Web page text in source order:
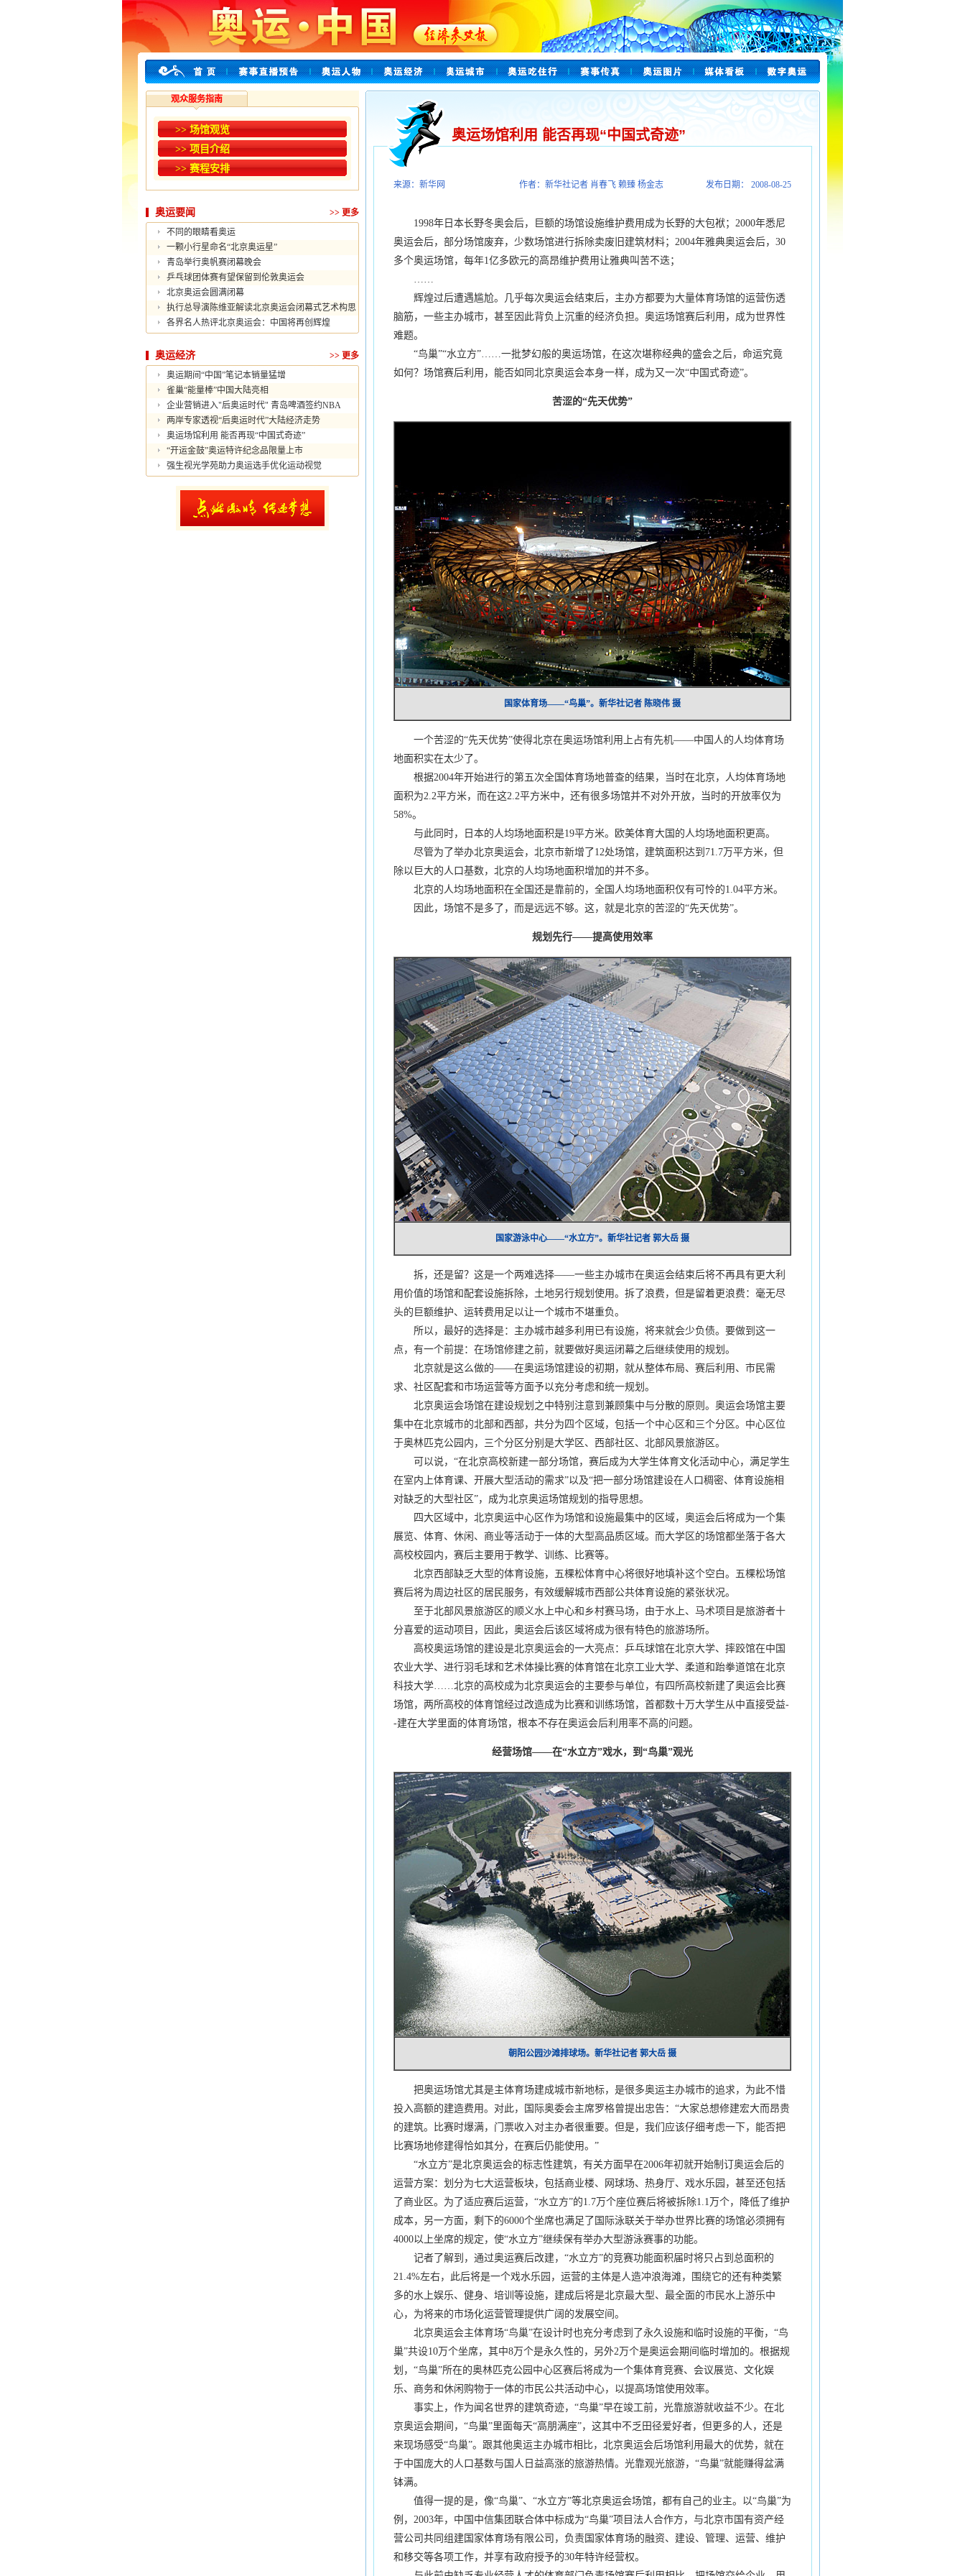
观众服务指南
>> 场馆观览
>> 项目介绍
>> 赛程安排
奥运要闻 >> 更多
不同的眼睛看奥运
一颗小行星命名“北京奥运星”
青岛举行奥帆赛闭幕晚会
乒乓球团体赛有望保留到伦敦奥运会
北京奥运会圆满闭幕
执行总导演陈维亚解读北京奥运会闭幕式艺术构思
各界名人热评北京奥运会：中国将再创辉煌
奥运经济 >> 更多
奥运期间“中国”笔记本销量猛增
雀巢“能量棒”中国大陆亮相
企业营销进入"后奥运时代" 青岛啤酒签约NBA
两岸专家透视“后奥运时代”大陆经济走势
奥运场馆利用 能否再现“中国式奇迹”
“开运金鼓”奥运特许纪念品限量上市
强生视光学苑助力奥运选手优化运动视觉
奥运场馆利用 能否再现“中国式奇迹”
来源：新华网 作者：新华社记者 肖春飞 赖臻 杨金志 发布日期： 2008-08-25
1998年日本长野冬奥会后，巨额的场馆设施维护费用成为长野的大包袱；2000年悉尼
奥运会后，部分场馆废弃，少数场馆进行拆除卖废旧建筑材料；2004年雅典奥运会后，30
多个奥运场馆，每年1亿多欧元的高昂维护费用让雅典叫苦不迭；
……
辉煌过后遭遇尴尬。几乎每次奥运会结束后，主办方都要为大量体育场馆的运营伤透
脑筋，一些主办城市，甚至因此背负上沉重的经济负担。奥运场馆赛后利用，成为世界性
难题。
“鸟巢”“水立方”……一批梦幻般的奥运场馆，在这次堪称经典的盛会之后，命运究竟
如何？场馆赛后利用，能否如同北京奥运会本身一样，成为又一次“中国式奇迹”。
苦涩的“先天优势”
国家体育场——“鸟巢”。新华社记者 陈晓伟 摄
一个苦涩的“先天优势”使得北京在奥运场馆利用上占有先机——中国人的人均体育场
地面积实在太少了。
根据2004年开始进行的第五次全国体育场地普查的结果，当时在北京，人均体育场地
面积为2.2平方米，而在这2.2平方米中，还有很多场馆并不对外开放，当时的开放率仅为
58%。
与此同时，日本的人均场地面积是19平方米。欧美体育大国的人均场地面积更高。
尽管为了举办北京奥运会，北京市新增了12处场馆，建筑面积达到71.7万平方米，但
除以巨大的人口基数，北京的人均场地面积增加的并不多。
北京的人均场地面积在全国还是靠前的，全国人均场地面积仅有可怜的1.04平方米。
因此，场馆不是多了，而是远远不够。这，就是北京的苦涩的“先天优势”。
规划先行——提高使用效率
国家游泳中心——“水立方”。新华社记者 郭大岳 摄
拆，还是留？这是一个两难选择——一些主办城市在奥运会结束后将不再具有更大利
用价值的场馆和配套设施拆除，土地另行规划使用。拆了浪费，但是留着更浪费：毫无尽
头的巨额维护、运转费用足以让一个城市不堪重负。
所以，最好的选择是：主办城市越多利用已有设施，将来就会少负债。要做到这一
点，有一个前提：在场馆修建之前，就要做好奥运闭幕之后继续使用的规划。
北京就是这么做的——在奥运场馆建设的初期，就从整体布局、赛后利用、市民需
求、社区配套和市场运营等方面予以充分考虑和统一规划。
北京奥运会场馆在建设规划之中特别注意到兼顾集中与分散的原则。奥运会场馆主要
集中在北京城市的北部和西部，共分为四个区域，包括一个中心区和三个分区。中心区位
于奥林匹克公园内，三个分区分别是大学区、西部社区、北部风景旅游区。
可以说，“在北京高校新建一部分场馆，赛后成为大学生体育文化活动中心，满足学生
在室内上体育课、开展大型活动的需求”以及“把一部分场馆建设在人口稠密、体育设施相
对缺乏的大型社区”，成为北京奥运场馆规划的指导思想。
四大区域中，北京奥运中心区作为场馆和设施最集中的区域，奥运会后将成为一个集
展览、体育、休闲、商业等活动于一体的大型高品质区域。而大学区的场馆都坐落于各大
高校校园内，赛后主要用于教学、训练、比赛等。
北京西部缺乏大型的体育设施，五棵松体育中心将很好地填补这个空白。五棵松场馆
赛后将为周边社区的居民服务，有效缓解城市西部公共体育设施的紧张状况。
至于北部风景旅游区的顺义水上中心和乡村赛马场，由于水上、马术项目是旅游者十
分喜爱的运动项目，因此，奥运会后该区域将成为很有特色的旅游场所。
高校奥运场馆的建设是北京奥运会的一大亮点：乒乓球馆在北京大学、摔跤馆在中国
农业大学、进行羽毛球和艺术体操比赛的体育馆在北京工业大学、柔道和跆拳道馆在北京
科技大学……北京的高校成为北京奥运会的主要参与单位，有四所高校新建了奥运会比赛
场馆，两所高校的体育馆经过改造成为比赛和训练场馆，首都数十万大学生从中直接受益-
-建在大学里面的体育场馆，根本不存在奥运会后利用率不高的问题。
经营场馆——在“水立方”戏水，到“鸟巢”观光
朝阳公园沙滩排球场。新华社记者 郭大岳 摄
把奥运场馆尤其是主体育场建成城市新地标，是很多奥运主办城市的追求，为此不惜
投入高额的建造费用。对此，国际奥委会主席罗格曾提出忠告：“大家总想修建宏大而昂贵
的建筑。比赛时爆满，门票收入对主办者很重要。但是，我们应该仔细考虑一下，能否把
比赛场地修建得恰如其分，在赛后仍能使用。”
“水立方”是北京奥运会的标志性建筑，有关方面早在2006年初就开始制订奥运会后的
运营方案：划分为七大运营板块，包括商业楼、网球场、热身厅、戏水乐园，甚至还包括
了商业区。为了适应赛后运营，“水立方”的1.7万个座位赛后将被拆除1.1万个，降低了维护
成本，另一方面，剩下的6000个坐席也满足了国际泳联关于举办世界比赛的场馆必须拥有
4000以上坐席的规定，使“水立方”继续保有举办大型游泳赛事的功能。
记者了解到，通过奥运赛后改建，“水立方”的竞赛功能面积届时将只占到总面积的
21.4%左右，此后将是一个戏水乐园，运营的主体是人造冲浪海滩，围绕它的还有种类繁
多的水上娱乐、健身、培训等设施，建成后将是北京最大型、最全面的市民水上游乐中
心，为将来的市场化运营管理提供广阔的发展空间。
北京奥运会主体育场“鸟巢”在设计时也充分考虑到了永久设施和临时设施的平衡，“鸟
巢”共设10万个坐席，其中8万个是永久性的，另外2万个是奥运会期间临时增加的。根据规
划，“鸟巢”所在的奥林匹克公园中心区赛后将成为一个集体育竞赛、会议展览、文化娱
乐、商务和休闲购物于一体的市民公共活动中心，以提高场馆使用效率。
事实上，作为闻名世界的建筑奇迹，“鸟巢”早在竣工前，光靠旅游就收益不少。在北
京奥运会期间，“鸟巢”里面每天“高朋满座”，这其中不乏田径爱好者，但更多的人，还是
来现场感受“鸟巢”。跟其他奥运主办城市相比，北京奥运会后场馆利用最大的优势，就在
于中国庞大的人口基数与国人日益高涨的旅游热情。光靠观光旅游，“鸟巢”就能赚得盆满
钵满。
值得一提的是，像“鸟巢”、“水立方”等北京奥运会场馆，都有自己的业主。以“鸟巢”为
例，2003年，中国中信集团联合体中标成为“鸟巢”项目法人合作方，与北京市国有资产经
营公司共同组建国家体育场有限公司，负责国家体育场的融资、建设、管理、运营、维护
和移交等各项工作，并享有政府授予的30年特许经营权。